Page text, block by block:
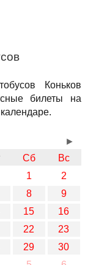
Коньков
билеты на
Сб
Вс
1
2
8
9
15
16
22
23
29
30
►